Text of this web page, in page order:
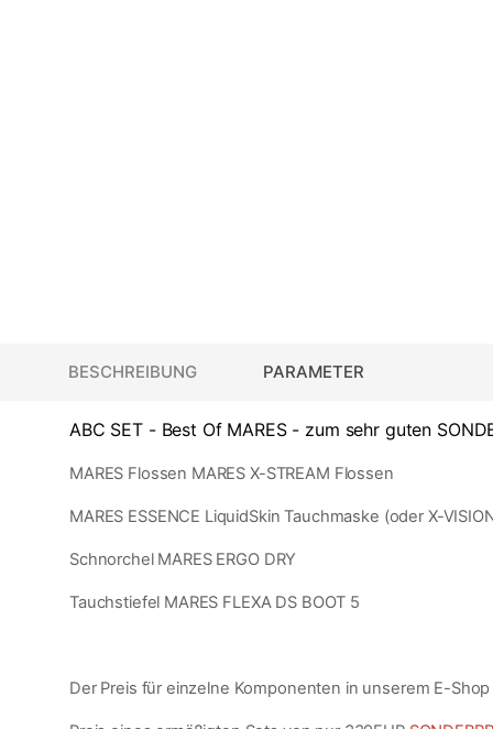
BESCHREIBUNG PARAMETER
ABC SET - Best Of MARES - zum sehr guten
MARES Flossen MARES X-STREAM Flossen
MARES ESSENCE LiquidSkin Tauchmaske (oder X-
Schnorchel MARES ERGO DRY
Tauchstiefel MARES FLEXA DS BOOT 5
Der Preis für einzelne Komponenten in unserem E-